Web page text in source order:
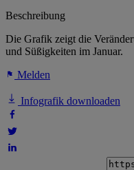
Beschreibung
Die Grafik zeigt die
und Süßigkeiten im Januar.
Melden
Infografik downloaden